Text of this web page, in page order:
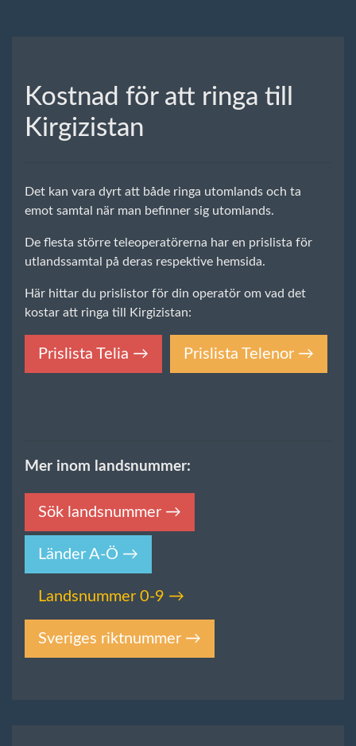
Kostnad för att ringa till
Kirgizistan
Det kan vara dyrt att både ringa utomlands och ta
emot samtal när man befinner sig utomlands.
De flesta större teleoperatörerna har en prislista för
utlandssamtal på deras respektive hemsida.
Här hittar du prislistor för din operatör om vad det
kostar att ringa till Kirgizistan:
Prislista Telia → Prislista Telenor →
Mer inom landsnummer:
Sök landsnummer →
Länder A-Ö →
Landsnummer 0-9 →
Sveriges riktnummer →